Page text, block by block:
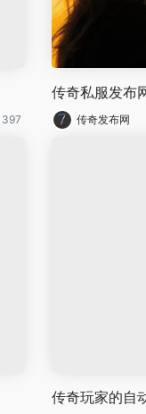
397
传奇私服发布
传奇发布网
传奇玩家的自